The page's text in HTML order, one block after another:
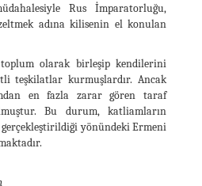
Rus İmparatorluğu,
adına kilisenin el konulan
olarak birleşip kendilerini
teşkilatlar kurmuşlardır. Ancak
en fazla zarar gören taraf
Bu durum, katliamların
yönündeki Ermeni